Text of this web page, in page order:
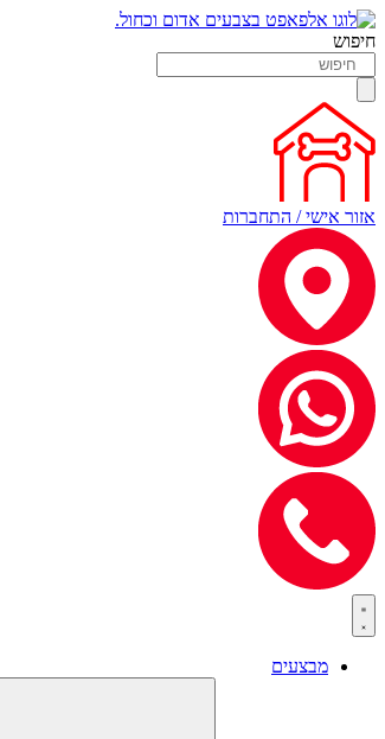
חיפוש
אזור אישי / התחברות
מבצעים